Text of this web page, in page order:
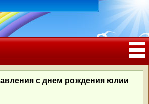
РОЖДЕНИЯ, ЮБИЛЕЕМ
с днем рождения юлии